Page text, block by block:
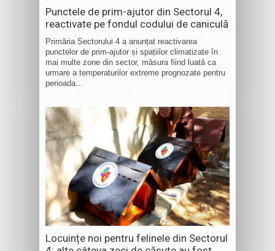
Punctele de prim-ajutor din Sectorul 4,
reactivate pe fondul codului de caniculă
Primăria Sectorului 4 a anunțat reactivarea
punctelor de prim-ajutor și spațiilor climatizate în
mai multe zone din sector, măsura fiind luată ca
urmare a temperaturilor extreme prognozate pentru
perioada...
Locuințe noi pentru felinele din Sectorul